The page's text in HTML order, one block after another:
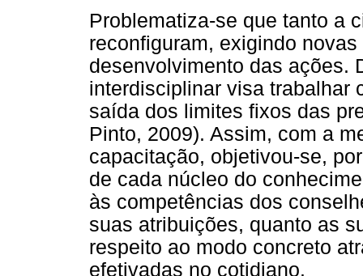
Problematiza-se que tanto a
reconfiguram, exigindo
desenvolvimento das ações.
interdisciplinar visa trabalhar
saída dos limites fixos das
Pinto, 2009). Assim, com a
capacitação, objetivou-se,
de cada núcleo do
às competências dos
suas atribuições, quanto as
respeito ao modo concreto
efetivadas no cotidiano.